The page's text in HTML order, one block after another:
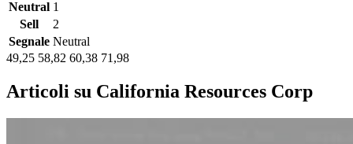
Neutral 1
Sell
2
Segnale Neutral
49,25 58,82 60,38 71,98
Articoli su California Resources Corp